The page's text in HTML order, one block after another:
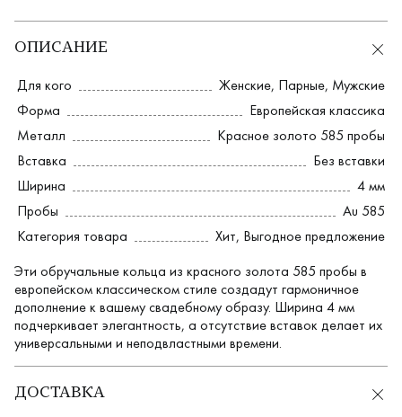
ОПИСАНИЕ
Для кого Женские, Парные, Мужские
Форма
Европейская классика
Металл
Красное золото 585 пробы
Вставка
Без вставки
Ширина
4 мм
Пробы
Au 585
Категория товара
Хит, Выгодное предложение
Эти обручальные кольца из красного золота 585 пробы в
европейском классическом стиле создадут гармоничное
дополнение к вашему свадебному образу. Ширина 4 мм
подчеркивает элегантность, а отсутствие вставок делает их
универсальными и неподвластными времени.
ДОСТАВКА